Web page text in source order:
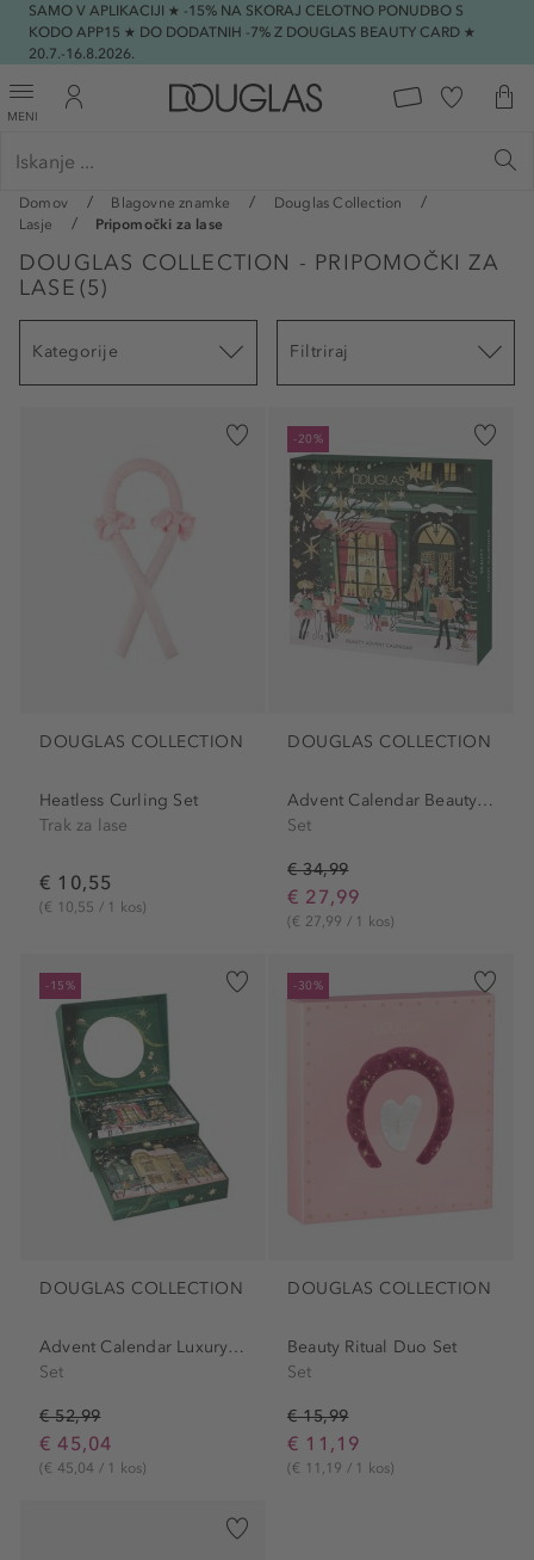
SAMO V APLIKACIJI ★ -15% NA SKORAJ CELOTNO PONUDBO S
KODO APP15 ★ DO DODATNIH -7% Z DOUGLAS BEAUTY CARD ★
20.7.-16.8.2026.
MENI
Domov Blagovne znamke
Douglas Collection
Lasje
Pripomočki za lase
DOUGLAS COLLECTION - PRIPOMOČKI ZA
LASE (5)
Kategorije Filtriraj
DOUGLAS COLLECTION
Heatless Curling Set
Trak za lase
€ 10,55
(€ 10,55 / 1 kos)
-20%
DOUGLAS COLLECTION
Advent Calendar Beauty Set
Set
€ 34,99
€ 27,99
(€ 27,99 / 1 kos)
-15%
DOUGLAS COLLECTION
Advent Calendar Luxury Set
Set
€ 52,99
€ 45,04
(€ 45,04 / 1 kos)
-30%
DOUGLAS COLLECTION
Beauty Ritual Duo Set
Set
€ 15,99
€ 11,19
(€ 11,19 / 1 kos)